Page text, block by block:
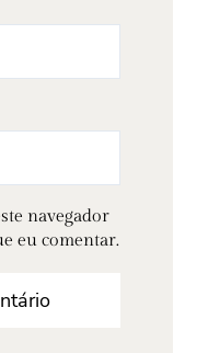
navegador
eu comentar.